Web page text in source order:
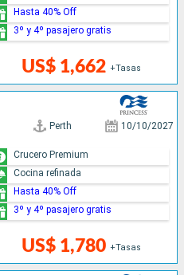
US$ 1,662 +Tasas
Hasta 40% Off
3º y 4º pasajero gratis
Perth 10/10/2027
US$ 1,780 +Tasas
Crucero Premium
Cocina refinada
Hasta 40% Off
3º y 4º pasajero gratis